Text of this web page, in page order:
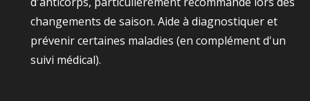
changements de saison. Aide à diagnostiquer et
prévenir certaines maladies (en complément d'un
suivi médical).